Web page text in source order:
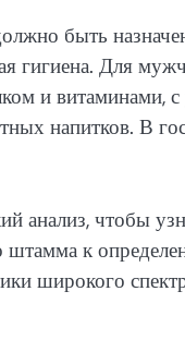
быть
гигиена. Для
и
напитков. В
анализ, чтобы
штамма к
широкого